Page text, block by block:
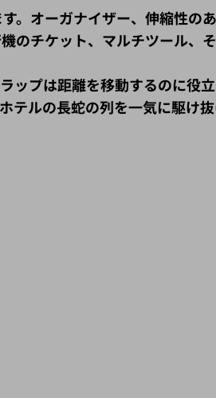
。オーガナイザー、伸縮性の
のチケット、マルチツール、
プは距離を移動するのに役立
テルの長蛇の列を一気に駆け